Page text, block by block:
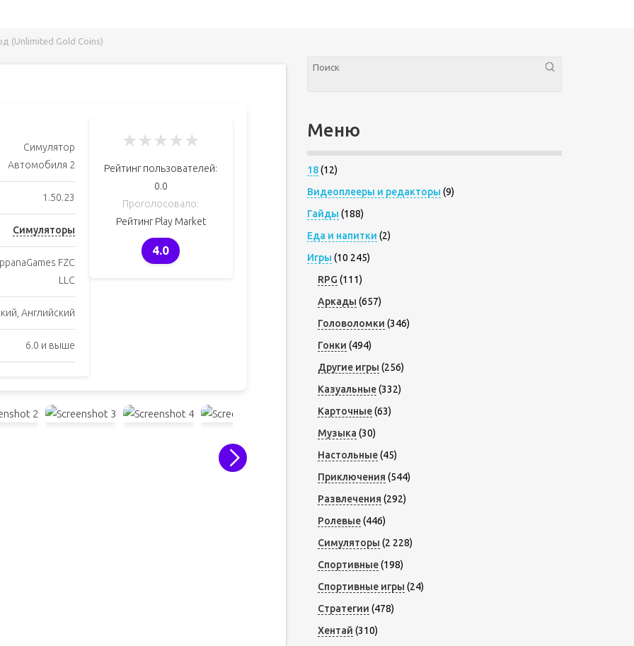
(Unlimited Gold Coins)
Симулятор
Автомобиля 2
1.50.23
Симуляторы
FZC
LLC
Английский
6.0 и выше
★★★★★
Рейтинг пользователей:
0.0
Проголосовало:
Рейтинг Play Market
4.0
Меню
18(12)
Видеоплееры и редакторы (9)
Гайды (188)
Еда и напитки (2)
Игры (10 245)
RPG (111)
Аркады (657)
Головоломки (346)
Гонки (494)
Другие игры (256)
Казуальные(332)
Карточные(63)
Музыка (30)
Настольные(45)
Приключения (544)
Развлечения (292)
Ролевые(446)
Симуляторы (2 228)
Спортивные(198)
Спортивные игры (24)
Стратегии (478)
Хентай (310)